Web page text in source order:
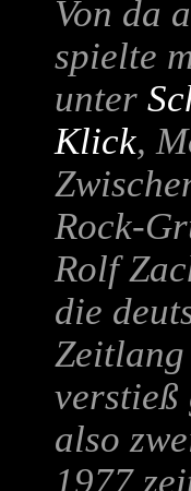
Von da
spielte
unter
Klick,
Rock-
Rolf
die
verstieß
also
1977